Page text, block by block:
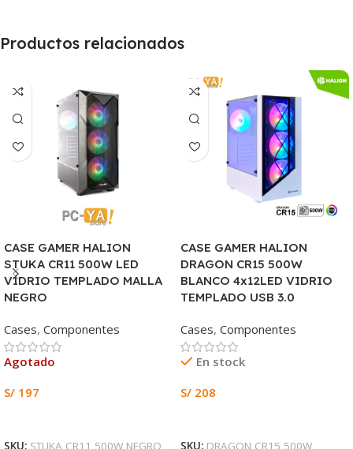
Productos relacionados
CASE GAMER HALION
STUKA CR11 500W LED
VIDRIO TEMPLADO MALLA
NEGRO
Cases, Componentes
Agotado
S/ 197
SKU: STUKA CR11 500W NEGRO
CASE GAMER HALION
DRAGON CR15 500W
BLANCO 4x12LED VIDRIO
TEMPLADO USB 3.0
Cases, Componentes
En stock
S/ 208
SKU: DRAGON CR15 500W